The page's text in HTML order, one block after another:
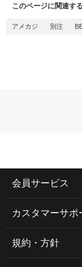
このページに関連す
アメカジ 別注
会員サービス
カスタマーサ
規約・方針